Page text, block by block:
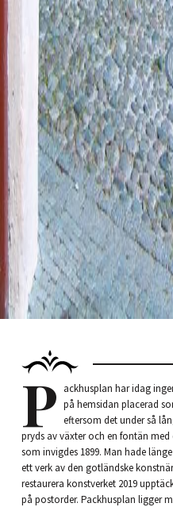
P ackhusplan har idag
på hemsidan placerad
eftersom det under så
pryds av växter och en fontän
som invigdes 1899. Man hade
ett verk av den gotländske
restaurera konstverket 2019
på postorder. Packhusplan ligger